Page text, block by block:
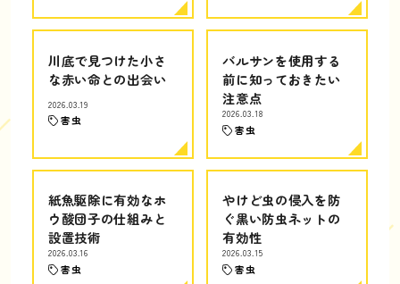
川底で見つけた小さ
な赤い命との出会い
2026.03.19
害虫
バルサンを使用する
前に知っておきたい
注意点
2026.03.18
害虫
紙魚駆除に有効なホ
ウ酸団子の仕組みと
設置技術
2026.03.16
害虫
やけど虫の侵入を防
ぐ黒い防虫ネットの
有効性
2026.03.15
害虫